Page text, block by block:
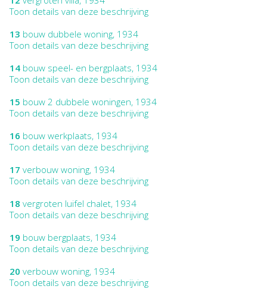
Toon details van deze beschrijving
13 bouw dubbele woning, 1934
Toon details van deze beschrijving
14 bouw speel- en bergplaats, 1934
Toon details van deze beschrijving
15 bouw 2 dubbele woningen, 1934
Toon details van deze beschrijving
16 bouw werkplaats, 1934
Toon details van deze beschrijving
17 verbouw woning, 1934
Toon details van deze beschrijving
18 vergroten luifel chalet, 1934
Toon details van deze beschrijving
19 bouw bergplaats, 1934
Toon details van deze beschrijving
20 verbouw woning, 1934
Toon details van deze beschrijving